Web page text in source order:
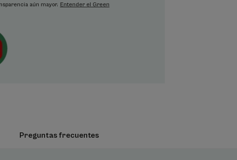
superficiales.
diarios con una protección SPF 50+ muy
no pegajosa.
aún mayor. Entender el Green
Preguntas frecuentes